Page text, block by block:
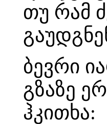
თუ რამ
ბევრი
გზაზე
ჰკითხა: